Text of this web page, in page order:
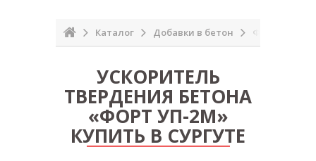
Каталог Добавки в бетон Форт УП-2М
УСКОРИТЕЛЬ
ТВЕРДЕНИЯ БЕТОНА
«ФОРТ УП-2М»
КУПИТЬ В СУРГУТЕ